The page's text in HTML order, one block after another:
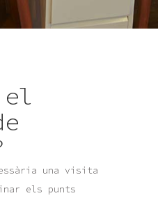
el
una visita
els punts